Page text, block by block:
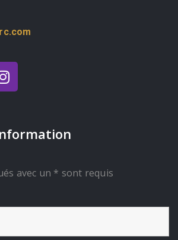
avec un * sont requis